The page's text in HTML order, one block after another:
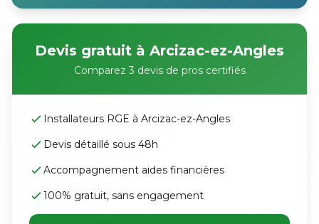
Devis gratuit à Arcizac-ez-Angles
Comparez 3 devis de pros certifiés
Installateurs RGE à Arcizac-ez-Angles
Devis détaillé sous 48h
Accompagnement aides financières
100% gratuit, sans engagement